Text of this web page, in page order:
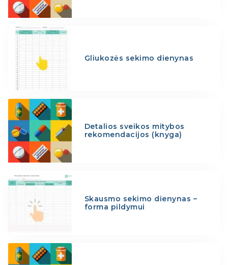
Gliukozės sekimo dienynas
Detalios sveikos mitybos
rekomendacijos (knyga)
Skausmo sekimo dienynas –
forma pildymui